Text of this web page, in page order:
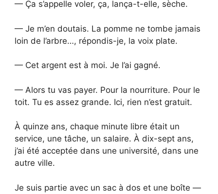
— Ça s’appelle voler, ça, lança-t-elle, sèche.
— Je m’en doutais. La pomme ne tombe jamais
loin de l’arbre…, répondis-je, la voix plate.
— Cet argent est à moi. Je l’ai gagné.
— Alors tu vas payer. Pour la nourriture. Pour le
toit. Tu es assez grande. Ici, rien n’est gratuit.
À quinze ans, chaque minute libre était un
service, une tâche, un salaire. À dix-sept ans,
j’ai été acceptée dans une université, dans une
autre ville.
Je suis partie avec un sac à dos et une boîte —